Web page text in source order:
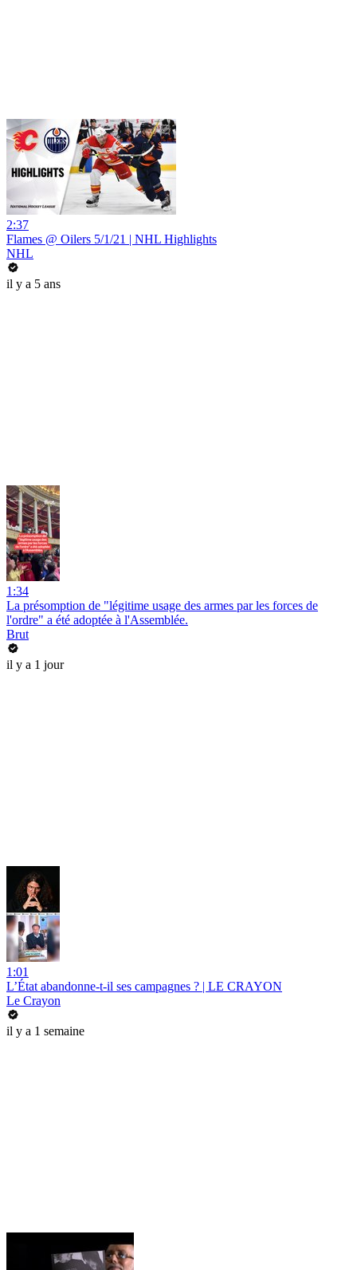
2:37
Flames @ Oilers 5/1/21 | NHL Highlights
NHL
il y a 5 ans
1:34
La présomption de "légitime usage des armes par les forces de
l'ordre" a été adoptée à l'Assemblée.
Brut
il y a 1 jour
1:01
L’État abandonne-t-il ses campagnes ? | LE CRAYON
Le Crayon
il y a 1 semaine